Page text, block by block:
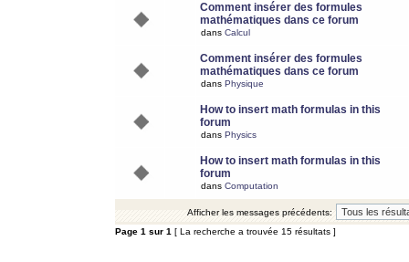
Comment insérer des formules
mathématiques dans ce forum
dans Calcul
Comment insérer des formules
mathématiques dans ce forum
dans Physique
How to insert math formulas in this
forum
dans Physics
How to insert math formulas in this
forum
dans Computation
Afficher les messages précédents:
Page 1 sur 1 [ La recherche a trouvée 15 résultats ]